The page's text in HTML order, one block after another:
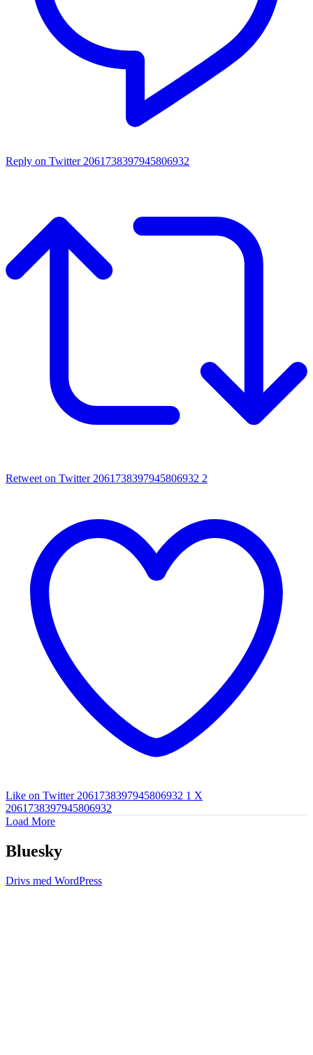
Reply on Twitter 2061738397945806932
Retweet on Twitter 2061738397945806932 2
Like on Twitter 2061738397945806932 1 X
2061738397945806932
Load More
Bluesky
Drivs med WordPress